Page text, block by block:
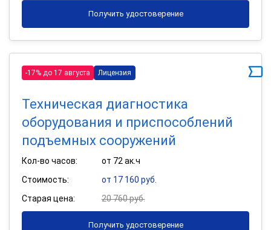
Получить удостоверение
-17% до 17 августа Лицензия
Техническая диагностика
оборудования и приспособлений
подъемных сооружений
Кол-во часов:
от 72 ак.ч
Стоимость:
от 17 160 руб.
Старая цена:
20 760 руб.
Получить удостоверение